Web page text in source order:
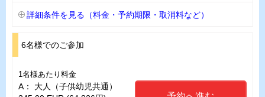
詳細条件を見る（料金・予約期限・取消料など）
6名様でのご参加
1名様あたり料金
A： 大人（子供幼児共通）